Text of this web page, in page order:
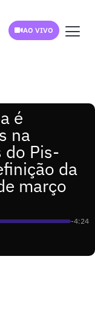
AO VIVO
é
na
do Pis-
da
março
-4:24